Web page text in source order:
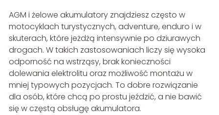
AGM i żelowe akumulatory znajdziesz często w
motocyklach turystycznych, adventure, enduro i w
skuterach, które jeżdżą intensywnie po dziurawych
drogach. W takich zastosowaniach liczy się wysoka
odporność na wstrząsy, brak konieczności
dolewania elektrolitu oraz możliwość montażu w
mniej typowych pozycjach. To dobre rozwiązanie
dla osób, które chcą po prostu jeździć, a nie bawić
się w częstą obsługę akumulatora.